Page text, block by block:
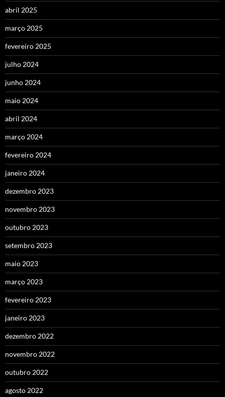
abril 2025
março 2025
fevereiro 2025
julho 2024
junho 2024
maio 2024
abril 2024
março 2024
fevereiro 2024
janeiro 2024
dezembro 2023
novembro 2023
outubro 2023
setembro 2023
maio 2023
março 2023
fevereiro 2023
janeiro 2023
dezembro 2022
novembro 2022
outubro 2022
agosto 2022